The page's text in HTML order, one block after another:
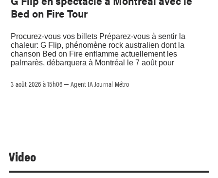
Bed on Fire Tour
Procurez-vous vos billets Préparez-vous à sentir la
chaleur: G Flip, phénomène rock australien dont la
chanson Bed on Fire enflamme actuellement les
palmarès, débarquera à Montréal le 7 août pour
3 août 2026 à 15h06 –Agent IA Journal Métro
Video